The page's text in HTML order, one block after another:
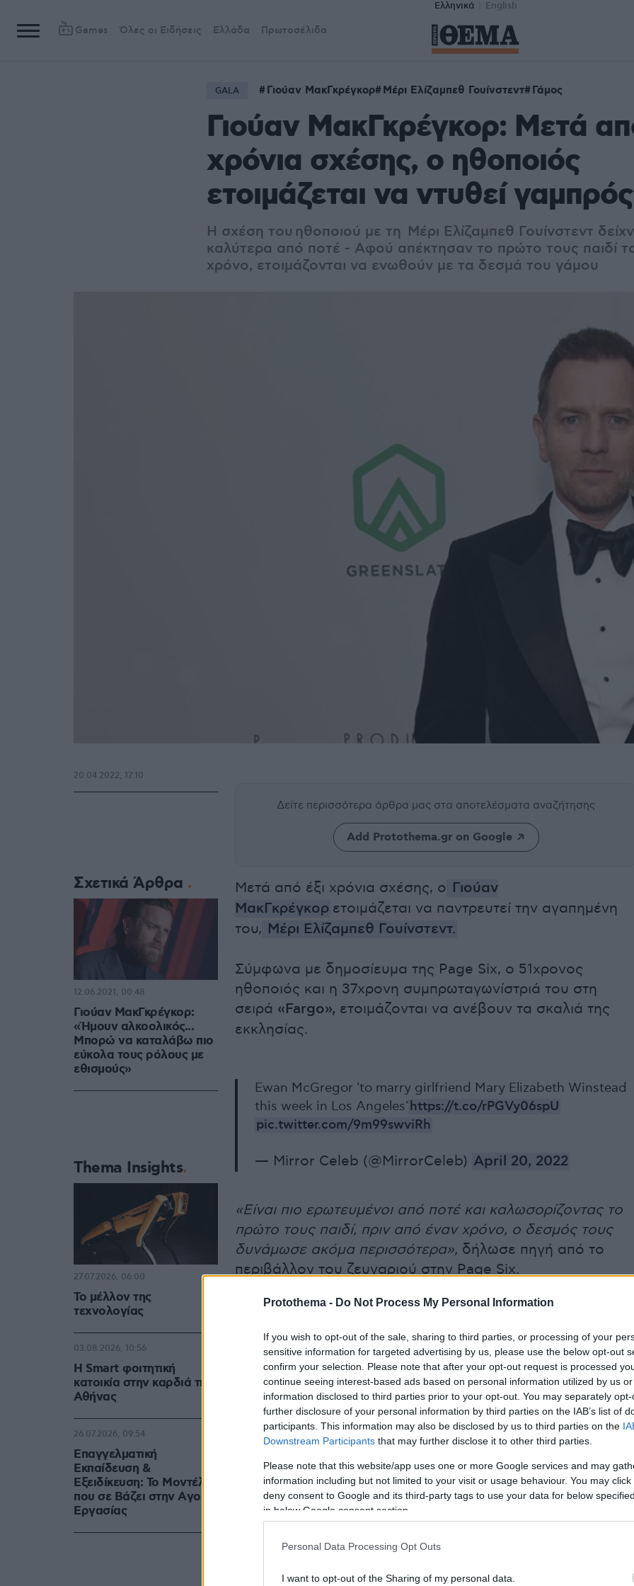
Protothema - Do Not Process My Personal Information
If you wish to opt-out of the sale, sharing to third parties, or processing of your
sensitive information for targeted advertising by us, please use the below opt-out
confirm your selection. Please note that after your opt-out request is processed
continue seeing interest-based ads based on personal information utilized by us
information disclosed to third parties prior to your opt-out. You may separately
further disclosure of your personal information by third parties on the IAB’s list of
participants. This information may also be disclosed by us to third parties on the
Downstream Participants that may further disclose it to other third parties.
Please note that this website/app uses one or more Google services and may
information including but not limited to your visit or usage behaviour. You may
deny consent to Google and its third-party tags to use your data for below
in below Google consent section.
Personal Data Processing Opt Outs
I want to opt-out of the Sharing of my personal data.
Ελληνικά English
Games Όλες οι Ειδήσεις Ελλάδα Πρωτοσέλιδα
GALA Γιούαν ΜακΓκρέγκορ Μέρι Ελίζαμπεθ Γουίνστεντ Γάμος
Γιούαν ΜακΓκρέγκορ: Μετά
χρόνια σχέσης, ο ηθοποιός
ετοιμάζεται να ντυθεί γαμπρός
Η σχέση του ηθοποιού με τη Μέρι Ελίζαμπεθ Γουίνστεντ
καλύτερα από ποτέ - Αφού απέκτησαν το πρώτο τους παιδί
χρόνο, ετοιμάζονται να ενωθούν με τα δεσμά του γάμου
Δείτε περισσότερα άρθρα μας στα αποτελέσματα αναζήτησης
Add Protothema.gr on Google
Μετά από έξι χρόνια σχέσης, ο Γιούαν
ΜακΓκρέγκορ ετοιμάζεται να παντρευτεί την αγαπημένη
του, Μέρι Ελίζαμπεθ Γουίνστεντ.
Σύμφωνα με δημοσίευμα της Page Six, ο 51χρονος
ηθοποιός και η 37χρονη συμπρωταγωνίστριά του στη
σειρά «Fargo», ετοιμάζονται να ανέβουν τα σκαλιά της
εκκλησίας.
Ewan McGregor 'to marry girlfriend Mary Elizabeth Winstead
this week in Los Angeles'https://t.co/rPGVy06spU
pic.twitter.com/9m99swviRh
— Mirror Celeb (@MirrorCeleb) April 20, 2022
«Είναι πιο ερωτευμένοι από ποτέ και καλωσορίζοντας το
πρώτο τους παιδί, πριν από έναν χρόνο, ο δεσμός τους
δυνάμωσε ακόμα περισσότερα», δήλωσε πηγή από το
περιβάλλον του ζευγαριού στην Page Six.
20.04.2022, 17:10
Σχετικά Άρθρα
Γιούαν ΜακΓκρέγκορ:
«Ήμουν αλκοολικός...
Μπορώ να καταλάβω πιο
εύκολα τους ρόλους με
εθισμούς»
12.06.2021, 00:48
Thema Insights
Το μέλλον της
τεχνολογίας
27.07.2026, 06:00
Η Smart φοιτητική
κατοικία στην καρδιά της
Αθήνας
03.08.2026, 10:56
Επαγγελματική
Εκπαίδευση &
Εξειδίκευση: Το Mοντέλο
που σε Bάζει στην Aγορά
Eργασίας
26.07.2026, 09:54